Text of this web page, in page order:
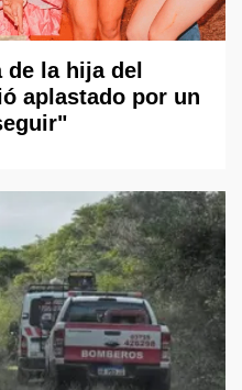
la hija del
aplastado por un